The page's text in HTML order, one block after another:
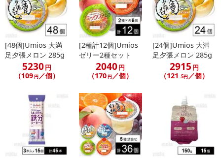
[48個]Umios 大満
足夕張メロン 285g
5230円
（109 円／個）
[2種計12個]Umios
ゼリー2種セット
2040円
（170 円／個）
[24個]Umios 大満
足夕張メロン 285g
2915 円
（121 .5円／個）